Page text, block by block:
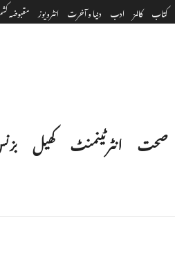
کتاب کالمز ادب دنیا و آخرت انٹرویوز مقبوضہ
صحت انٹرٹینمنٹ‎ کھیل